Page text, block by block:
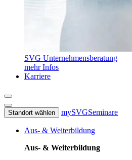
SVG Unternehmensberatung
mehr Infos
Karriere
Standort wählen mySVGSeminare
Aus- & Weiterbildung
Aus- & Weiterbildung